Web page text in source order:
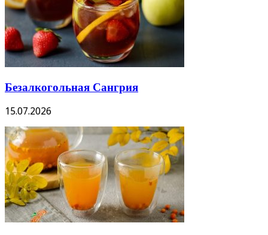
Безалкогольная Сангрия
15.07.2026